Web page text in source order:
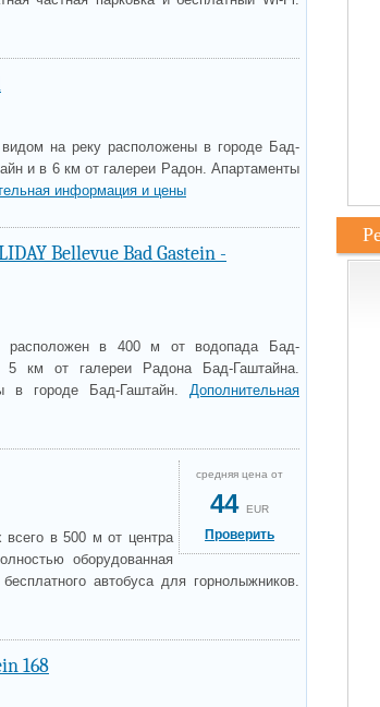
на реку расположены в городе Бад-
и в 6 км от галереи Радон. Апартаменты
информация и цены
Bellevue Bad Gastein -
расположен в 400 м от водопада Бад-
км от галереи Радона Бад-Гаштайна.
в городе Бад-Гаштайн. Дополнительная
средняя цена от
44 EUR
Проверить
всего в 500 м от центра
оборудованная
автобуса для горнолыжников.
168